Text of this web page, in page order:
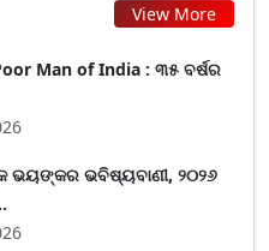
View More
Man of India : ୩୫ ବର୍ଷର
ଭୟଙ୍କର ଭବିଷ୍ୟବାଣୀ, ୨୦୨୬